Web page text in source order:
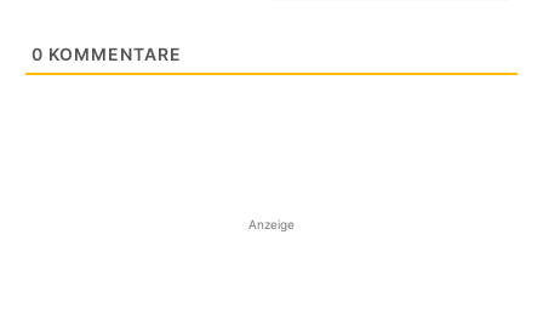
0 KOMMENTARE
Anzeige